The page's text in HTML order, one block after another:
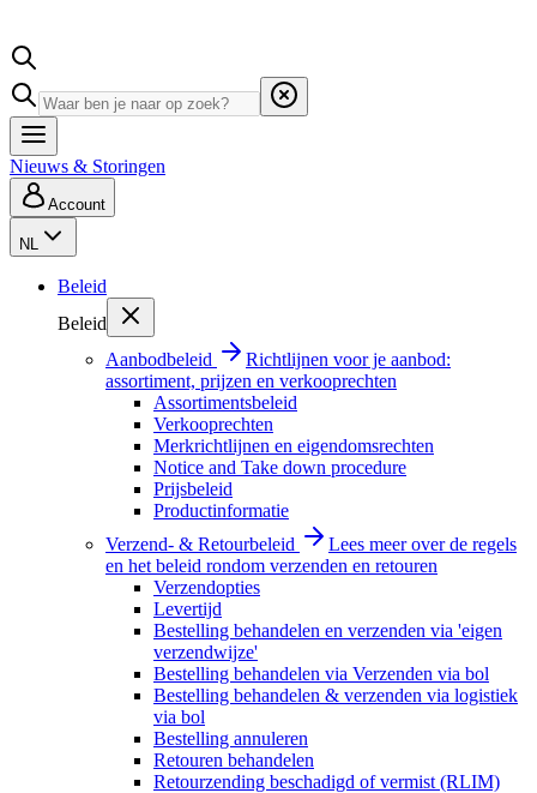
Nieuws & Storingen
Account
NL
Beleid
Beleid
Aanbodbeleid
Richtlijnen voor je aanbod:
assortiment, prijzen en verkooprechten
Assortimentsbeleid
Verkooprechten
Merkrichtlijnen en eigendomsrechten
Notice and Take down procedure
Prijsbeleid
Productinformatie
Verzend- & Retourbeleid
Lees meer over de regels
en het beleid rondom verzenden en retouren
Verzendopties
Levertijd
Bestelling behandelen en verzenden via 'eigen
verzendwijze'
Bestelling behandelen via Verzenden via bol
Bestelling behandelen & verzenden via logistiek
via bol
Bestelling annuleren
Retouren behandelen
Retourzending beschadigd of vermist (RLIM)